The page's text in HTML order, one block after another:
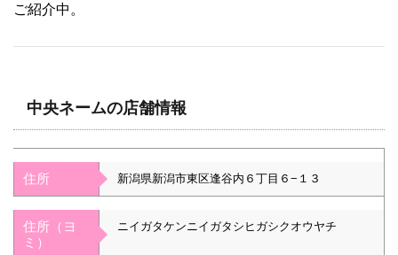
ご紹介中。
中央ネームの店舗情報
住所 新潟県新潟市東区逢谷内６丁目６−１３
住所（ヨ
ミ）
ニイガタケンニイガタシヒガシクオウヤチ